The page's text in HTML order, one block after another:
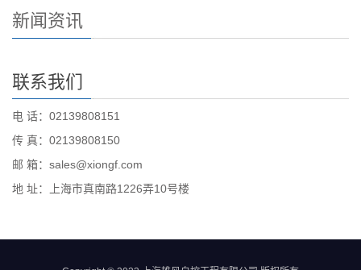
新闻资讯
联系我们
电 话：02139808151
传 真：02139808150
邮 箱：sales@xiongf.com
地 址：上海市真南路1226弄10号楼